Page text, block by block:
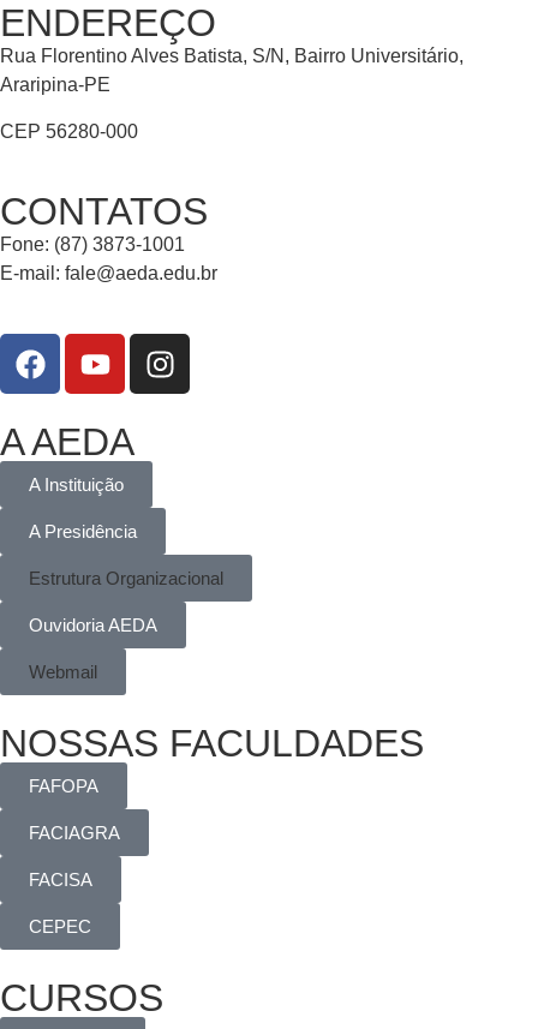
ENDEREÇO
Rua Florentino Alves Batista, S/N, Bairro Universitário,
Araripina-PE
CEP 56280-000
CONTATOS
Fone: (87) 3873-1001
E-mail: fale@aeda.edu.br
A AEDA
A Instituição
A Presidência
Estrutura Organizacional
Ouvidoria AEDA
Webmail
NOSSAS FACULDADES
FAFOPA
FACIAGRA
FACISA
CEPEC
CURSOS